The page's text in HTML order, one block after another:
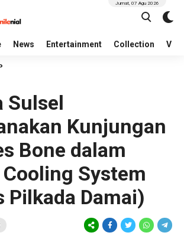
News Entertainment Collection
Jumat, 07 Agu 2026
Sulsel
Kunjungan
Bone dalam
System
Pilkada Damai)